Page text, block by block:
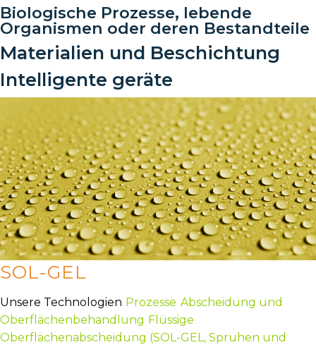
Biologische Prozesse, lebende
Organismen oder deren Bestandteile
Materialien und Beschichtung
Intelligente geräte
SOL-GEL
Unsere Technologien Prozesse Abscheidung und
Oberflächenbehandlung Flüssige
Oberflächenabscheidung (SOL-GEL, Spruhen und